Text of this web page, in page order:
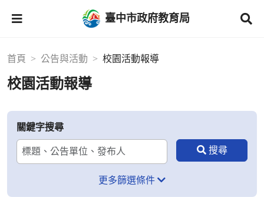
臺中市政府教育局
首頁 公告與活動 校園活動報導
校園活動報導
關鍵字搜尋
更多篩選條件